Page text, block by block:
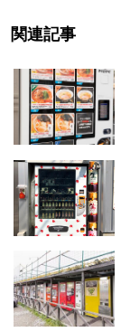
関連記事